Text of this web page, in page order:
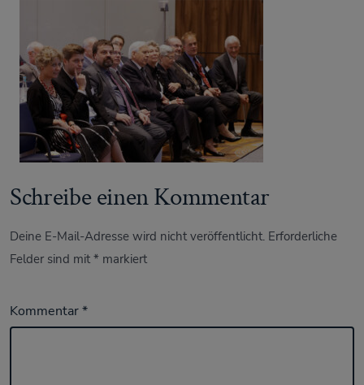
Schreibe einen Kommentar
Deine E-Mail-Adresse wird nicht veröffentlicht. Erforderliche
Felder sind mit* markiert
Kommentar*